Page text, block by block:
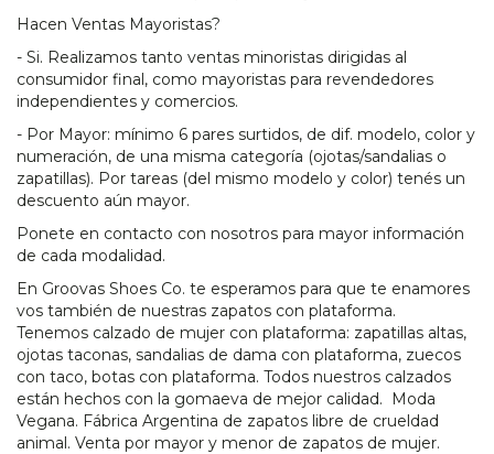
Hacen Ventas Mayoristas?
- Si. Realizamos tanto ventas minoristas dirigidas al
consumidor final, como mayoristas para revendedores
independientes y comercios.
- Por Mayor: mínimo 6 pares surtidos, de dif. modelo, color y
numeración, de una misma categoría (ojotas/sandalias o
zapatillas). Por tareas (del mismo modelo y color) tenés un
descuento aún mayor.
Ponete en contacto con nosotros para mayor información
de cada modalidad.
En Groovas Shoes Co. te esperamos para que te enamores
vos también de nuestras zapatos con plataforma.
Tenemos calzado de mujer con plataforma: zapatillas altas,
ojotas taconas, sandalias de dama con plataforma, zuecos
con taco, botas con plataforma. Todos nuestros calzados
están hechos con la gomaeva de mejor calidad. Moda
Vegana. Fábrica Argentina de zapatos libre de crueldad
animal. Venta por mayor y menor de zapatos de mujer.